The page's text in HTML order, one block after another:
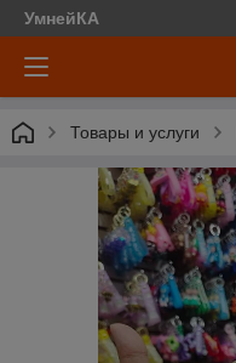
УмнейКА
Товары и услуги